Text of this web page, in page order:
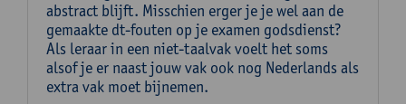
abstract blijft. Misschien erger je je wel aan de
gemaakte dt-fouten op je examen godsdienst?
Als leraar in een niet-taalvak voelt het soms
alsof je er naast jouw vak ook nog Nederlands als
extra vak moet bijnemen.